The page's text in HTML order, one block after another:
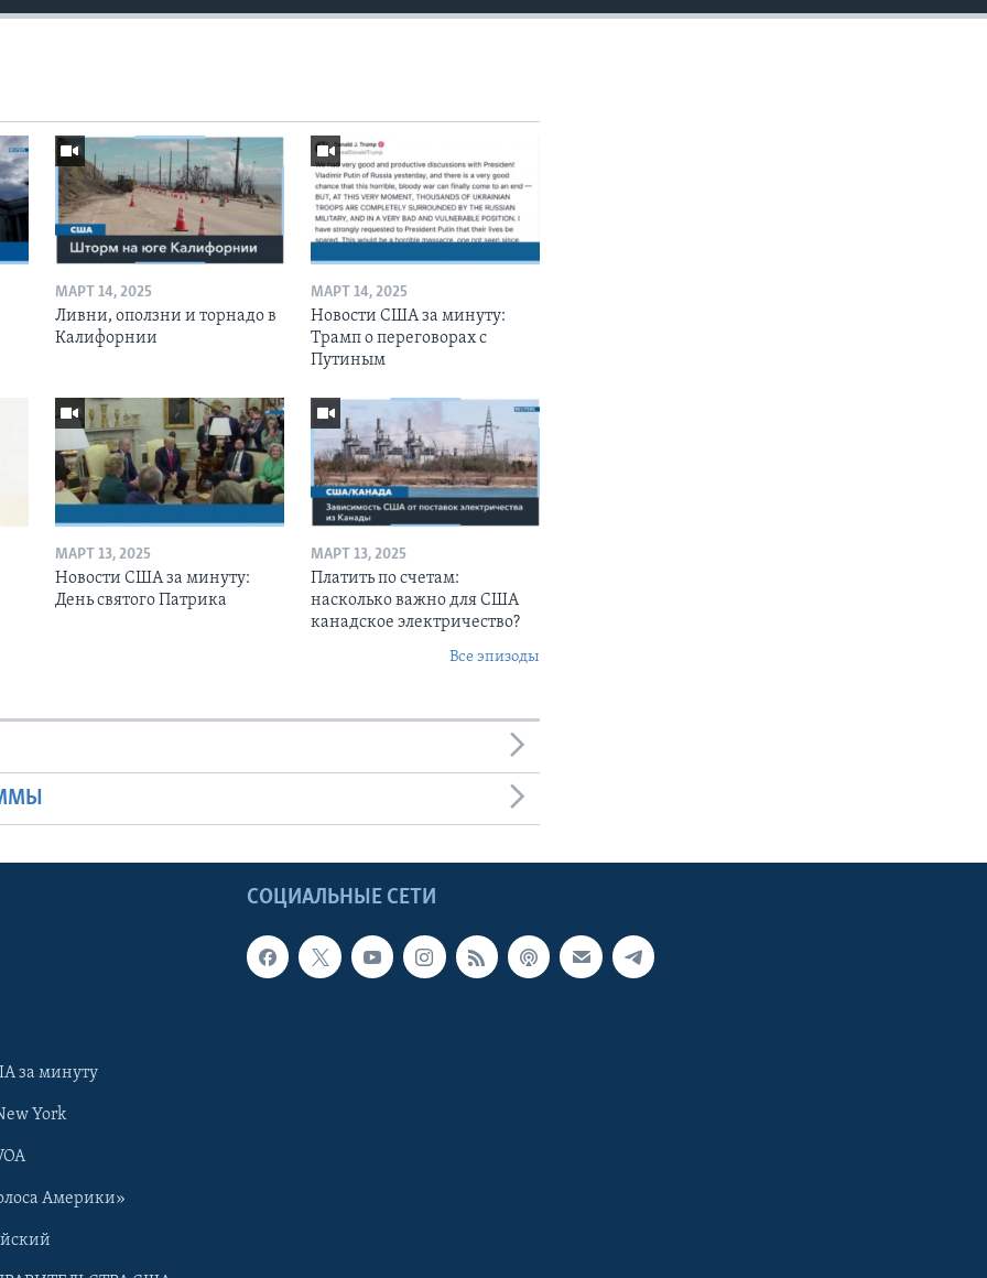
МАРТ 14, 2025
Ливни, оползни и торнадо в
Калифорнии
МАРТ 14, 2025
Новости США за минуту:
Трамп о переговорах с
Путиным
МАРТ 13, 2025
Новости США за минуту:
День святого Патрика
МАРТ 13, 2025
Платить по счетам:
насколько важно для США
канадское электричество?
Все эпизоды
СОЦИАЛЬНЫЕ СЕТИ
за минуту
York
Америки»